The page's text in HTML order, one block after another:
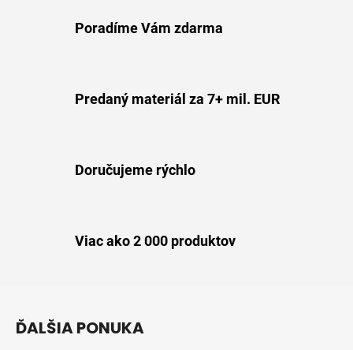
k
ý
p
Poradíme Vám zdarma
Predaný materiál za 7+ mil. EUR
Doručujeme rýchlo
Viac ako 2 000 produktov
ĎALŠIA PONUKA